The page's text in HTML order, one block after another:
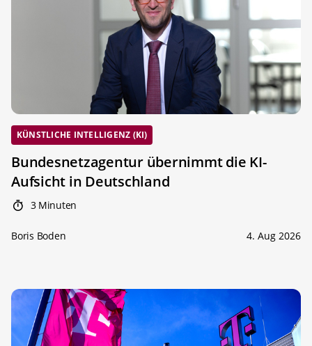
KÜNSTLICHE INTELLIGENZ (KI)
Bundesnetzagentur übernimmt die KI-
Aufsicht in Deutschland
3 Minuten
Boris Boden 4. Aug 2026